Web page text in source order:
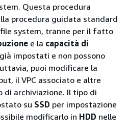
Questa procedura
procedura guidata standard
system, tranne per il fatto
e la capacità di
impostati e non possono
puoi modificare la
il VPC associato e altre
di archiviazione. Il tipo di
su SSD per impostazione
modificarlo in HDD nelle